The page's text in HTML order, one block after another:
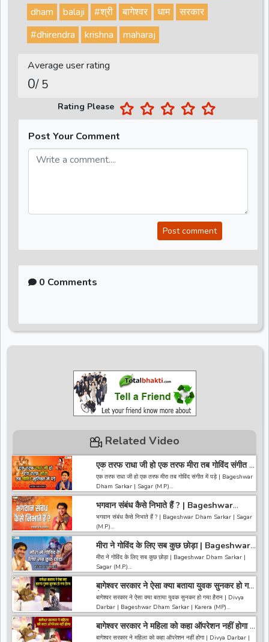
dham
balaji #श्री बागेश्वर धाम
सरकार
#dhirendra
krishna maharaj
Average user rating
0/ 5
Rating Please
Post Your Comment
Post comment
0 Comments
Related Video
एक तरफ राधा जी हो एक तरफ मीरा तब गोविंद संगीत में
पड़े | Bageshwar Dham Sarkar | Sagar
(M.P.)
एक तरफ राधा जी हो एक तरफ मीरा तब गोविंद संगीत में पड़े | Bageshwar
Dham Sarkar | Sagar (M.P.)
------------------------------------------------------------------
------------------------------------
अगर आपको हमारी वीडियो अच्छी लगी तो हमारे चैनल को सब्सक्राइब करना
ना भूले और वीडियो को लाइक करे कमेंट करे और शेयर करे.
https://bit.ly/2HNBbHd
------------------------------------------------------------------
---------------------
भगवान संबंध कैसे निभाते हैं ? | Bageshwar
Dham Sarkar | Sagar (M.P.)
भगवान संबंध कैसे निभाते हैं ? | Bageshwar Dham Sarkar | Sagar
(M.P.)
------------------------------------------------------------------
------------------------------------
अगर आपको हमारी वीडियो अच्छी लगी तो हमारे चैनल को सब्सक्राइब करना
ना भूले और वीडियो को लाइक करे कमेंट करे और शेयर करे.
https://bit.ly/2HNBbHd
------------------------------------------------------------------
-----------------------------------------
मीरा ने गोविंद के लिए सब कुछ छोड़ा | Bageshwar
Dham Sarkar | Sagar (M.P.)
मीरा ने गोविंद के लिए सब कुछ छोड़ा | Bageshwar Dham Sarkar |
Sagar (M.P.)
------------------------------------------------------------------
------------------------------------
अगर आपको हमारी वीडियो अच्छी लगी तो हमारे चैनल को सब्सक्राइब करना
ना भूले और वीडियो को लाइक करे कमेंट करे और शेयर करे.
https://bit.ly/2HNBbHd
------------------------------------------------------------------
बागेश्वर सरकार ने ऐसा क्या बताया युवक सुनकर हो गया
हैरान | Divya Darbar | Bageshwar Dham |
Karera
बागेश्वर सरकार ने ऐसा क्या बताया युवक सुनकर हो गया हैरान | Divya
Darbar | Bageshwar Dham Sarkar | Karera (MP)
~~~~~~~~~~~~~~~~~~~~~~~~~~~~~~~~~~~~~~~~~~~~
~~~~~~~~
बागेश्वर सरकार ने महिला को कहा ऑपरेशन नहीं होगा |
Divya Darbar | Bageshwar Dham |
बागेश्वर सरकार ने महिला को कहा ऑपरेशन नहीं होगा | Divya Darbar |